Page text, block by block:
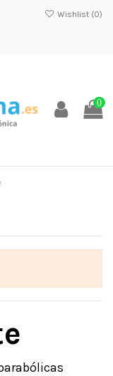
Wishlist (0)
0